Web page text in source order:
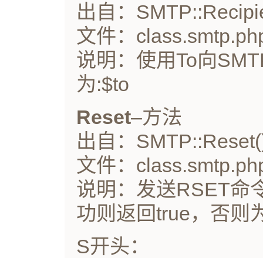
出自：
文件：
说明：使用To向
为:$to
Reset–方法
出自：
文件：
说明：发送RSET命
功则返回true，否则
S开头：